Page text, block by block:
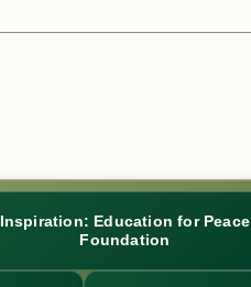
Inspiration: Education for Peace
Foundation